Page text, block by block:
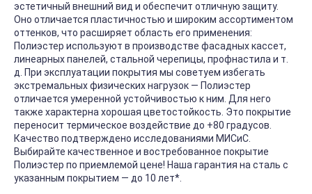
эстетичный внешний вид и обеспечит отличную защиту.
Оно отличается пластичностью и широким ассортиментом
оттенков, что расширяет область его применения:
Полиэстер используют в производстве фасадных кассет,
линеарных панелей, стальной черепицы, профнастила и т.
д. При эксплуатации покрытия мы советуем избегать
экстремальных физических нагрузок — Полиэстер
отличается умеренной устойчивостью к ним. Для него
также характерна хорошая цветостойкость. Это покрытие
переносит термическое воздействие до +80 градусов.
Качество подтверждено исследованиями МИСиС.
Выбирайте качественное и востребованное покрытие
Полиэстер по приемлемой цене! Наша гарантия на сталь с
указанным покрытием — до 10 лет*.